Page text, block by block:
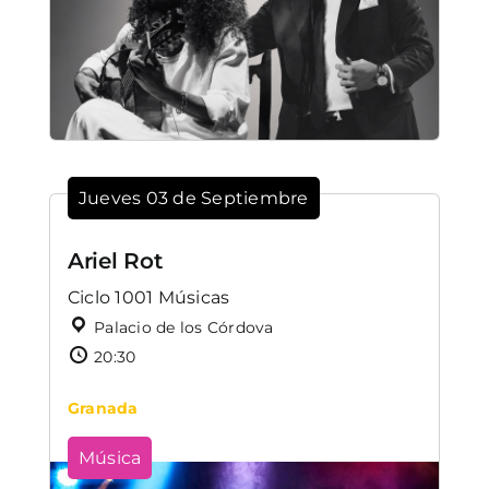
Jueves 03 de Septiembre
Ariel Rot
Ciclo 1001 Músicas
Palacio de los Córdova
20:30
Granada
Música